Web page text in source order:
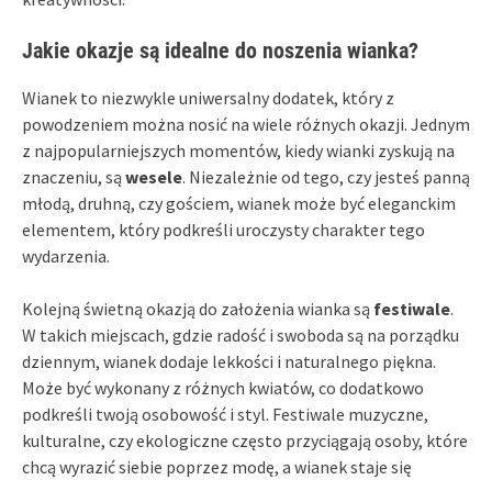
Jakie okazje są idealne do noszenia wianka?
Wianek to niezwykle uniwersalny dodatek, który z
powodzeniem można nosić na wiele różnych okazji. Jednym
z najpopularniejszych momentów, kiedy wianki zyskują na
znaczeniu, są wesele. Niezależnie od tego, czy jesteś panną
młodą, druhną, czy gościem, wianek może być eleganckim
elementem, który podkreśli uroczysty charakter tego
wydarzenia.
Kolejną świetną okazją do założenia wianka są festiwale.
W takich miejscach, gdzie radość i swoboda są na porządku
dziennym, wianek dodaje lekkości i naturalnego piękna.
Może być wykonany z różnych kwiatów, co dodatkowo
podkreśli twoją osobowość i styl. Festiwale muzyczne,
kulturalne, czy ekologiczne często przyciągają osoby, które
chcą wyrazić siebie poprzez modę, a wianek staje się